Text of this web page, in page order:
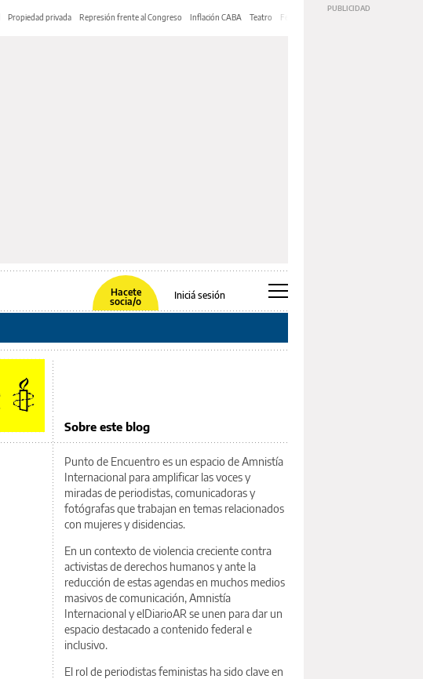
Propiedad privada Represión frente al Congreso Inflación CABA Teatro Feria de Editores
Hacete
socia/o
Iniciá sesión
Sobre este blog
Punto de Encuentro es un espacio de Amnistía
Internacional para amplificar las voces y
miradas de periodistas, comunicadoras y
fotógrafas que trabajan en temas relacionados
con mujeres y disidencias.
En un contexto de violencia creciente contra
activistas de derechos humanos y ante la
reducción de estas agendas en muchos medios
masivos de comunicación, Amnistía
Internacional y elDiarioAR se unen para dar un
espacio destacado a contenido federal e
inclusivo.
El rol de periodistas feministas ha sido clave en